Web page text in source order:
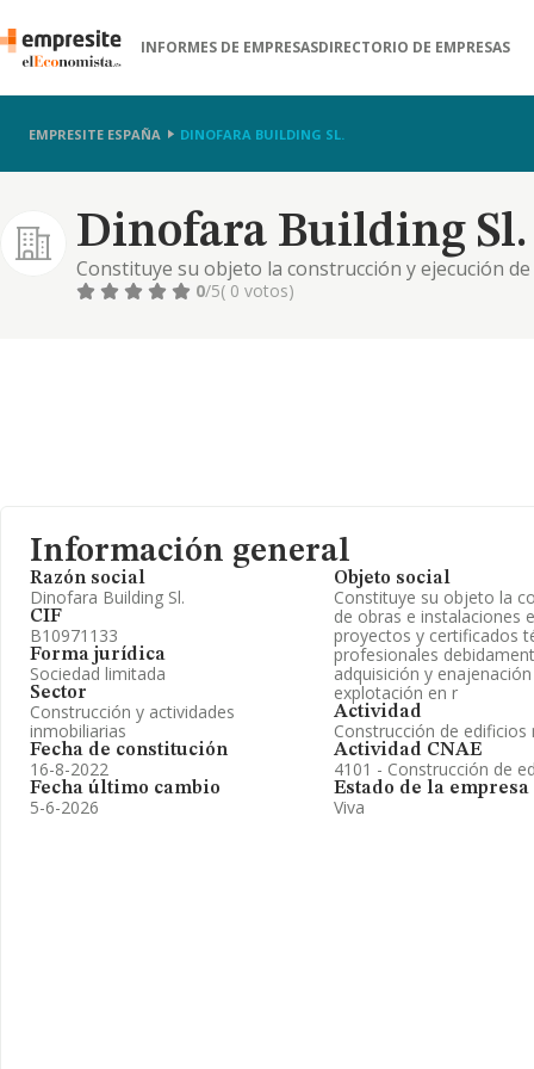
INFORMES DE EMPRESASDIRECTORIO DE EMPRESAS
EMPRESITE ESPAÑA DINOFARA BUILDING SL.
Dinofara Building Sl.
Constituye su objeto la construcción y ejecución
edificaciones de toda clase, proyectos y
0/5( 0 votos)
Información general
Razón social
Dinofara Building Sl.
CIF
B10971133
Forma jurídica
Sociedad limitada
Sector
Construcción y actividades
inmobiliarias
Fecha de constitución
16-8-2022
Fecha último cambio
5-6-2026
Objeto social
Constituye su objeto la
de obras e instalaciones
proyectos y certificados
profesionales
adquisición y
explotación en r
Actividad
Construcción de edificios
Actividad CNAE
4101 - Construcción de
Estado de la empresa
Viva